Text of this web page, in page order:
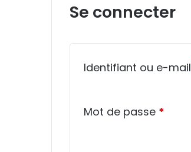
Se connecter
Identifiant ou e-mail
Mot de passe *